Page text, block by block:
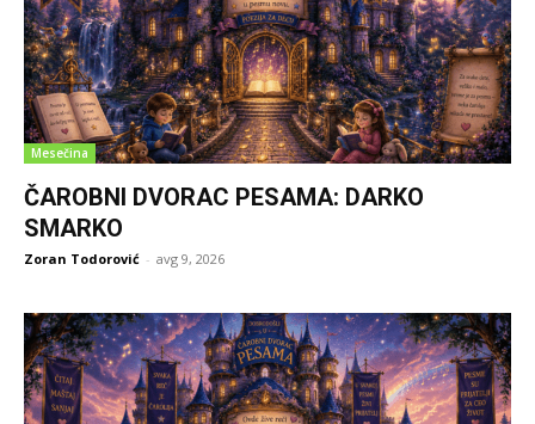
Mesečina
ČAROBNI DVORAC PESAMA: DARKO
SMARKO
Zoran Todorović - avg 9, 2026